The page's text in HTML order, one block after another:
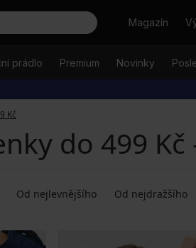
HledatMagazín
prádlo Premium Novinky
Kč
do 499
Od nejlevnějšího Od nejdražšího